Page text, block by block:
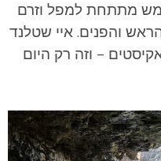
מתתחת למפל וזרם
והפנים. איי שטלנד
– וזה רק היום